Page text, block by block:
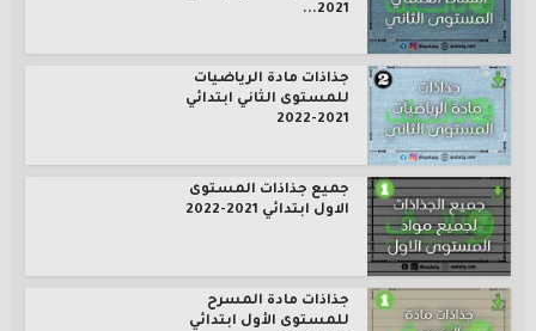
2021...
جذاذات مادة الرياضيات
للمستوى الثاني ابتدائي
2021-2022
جميع جذاذات المستوى
الاول ابتدائي 2021-2022
جذاذات مادة المسرح
للمستوى الأول ابتدائي